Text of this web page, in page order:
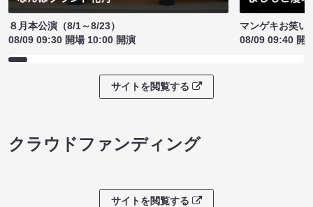
８月本公演（8/1～8/23）
08/09 09:30 開場 10:00 開演
マンゲキお笑い
08/09 09:40 開
サイトを閲覧する
クラウドファンディング
サイトを閲覧する